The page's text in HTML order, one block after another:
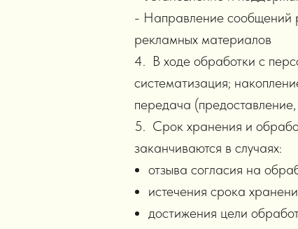
- Направление сообщений
рекламных материалов
4. В ходе обработки с
систематизация;
передача
5. Срок хранения и
заканчиваются в случаях:
отзыва согласия на
истечения срока
достижения цели